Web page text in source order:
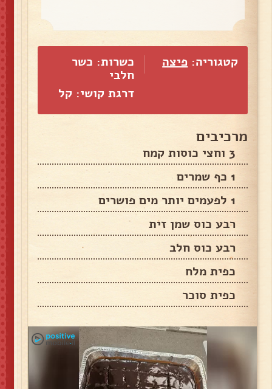
קטגוריה: פיצה
כשרות: כשר
חלבי
דרגת קושי: קל
מרכיבים
3 וחצי כוסות קמח
1 כף שמרים
1 לפעמים יותר מים פושרים
רבע כוס שמן זית
רבע כוס חלב
כפית מלח
כפית סוכר